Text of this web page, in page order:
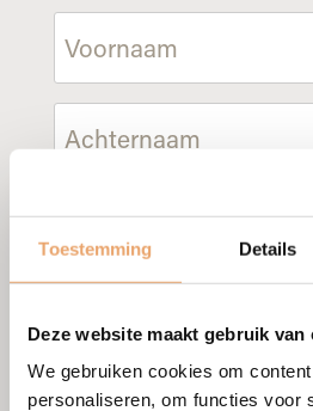
Toestemming Details
Deze website maakt gebruik van
We gebruiken cookies om
personaliseren, om functies voor
Telefoon
Bericht